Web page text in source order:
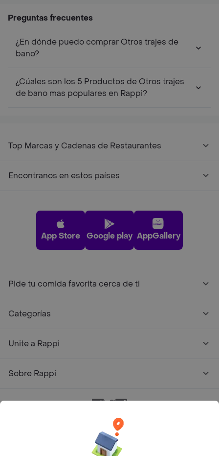
Preguntas frecuentes
¿En dónde puedo comprar Otros trajes de
bano?
¿Cúales son los 5 Productos de Otros trajes
de bano mas populares en Rappi?
Top Marcas y Cadenas de Restaurantes
Encontranos en estos países
App Store Google play AppGallery
Pide tu comida favorita cerca de ti
Categorías
Unite a Rappi
Sobre Rappi
Facebook
Twitter
Instagram
Rappi Inc. All rights reserved.